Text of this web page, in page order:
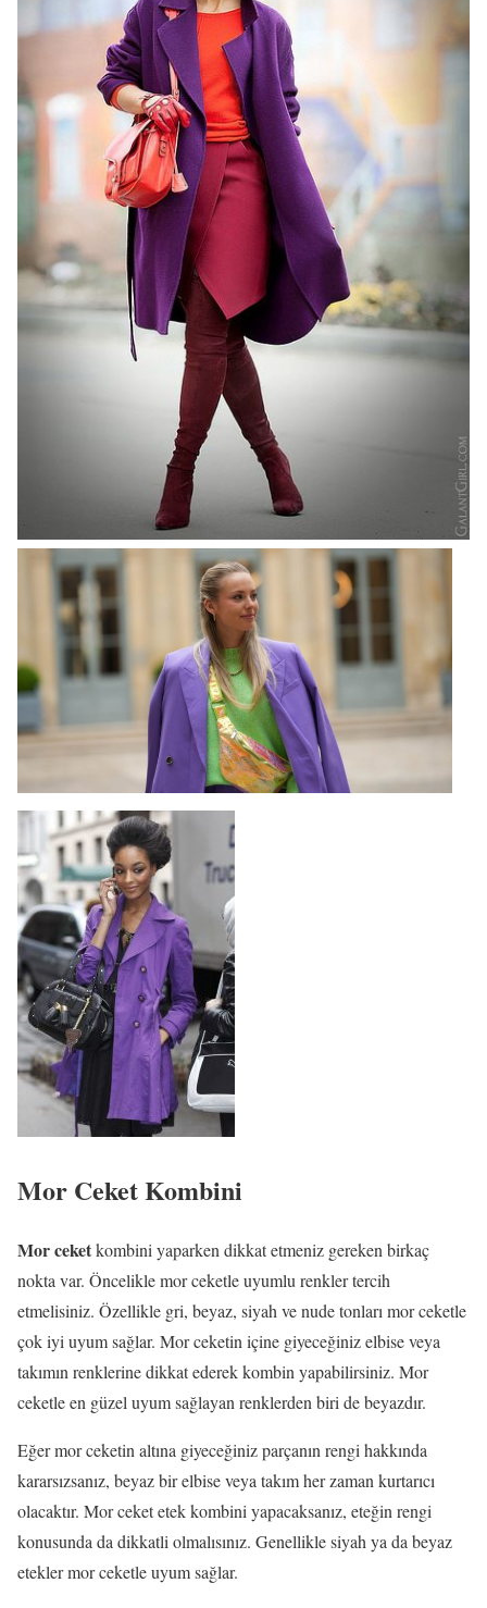
Mor Ceket Kombini
Mor ceketkombini yaparken dikkat etmeniz gereken birkaç
nokta var. Öncelikle mor ceketle uyumlu renkler tercih
etmelisiniz. Özellikle gri, beyaz, siyah ve nude tonları mor ceketle
çok iyi uyum sağlar. Mor ceketin içine giyeceğiniz elbise veya
takımın renklerine dikkat ederek kombin yapabilirsiniz. Mor
ceketle en güzel uyum sağlayan renklerden biri de beyazdır.
Eğer mor ceketin altına giyeceğiniz parçanın rengi hakkında
kararsızsanız, beyaz bir elbise veya takım her zaman kurtarıcı
olacaktır. Mor ceket etek kombini yapacaksanız, eteğin rengi
konusunda da dikkatli olmalısınız. Genellikle siyah ya da beyaz
etekler mor ceketle uyum sağlar.